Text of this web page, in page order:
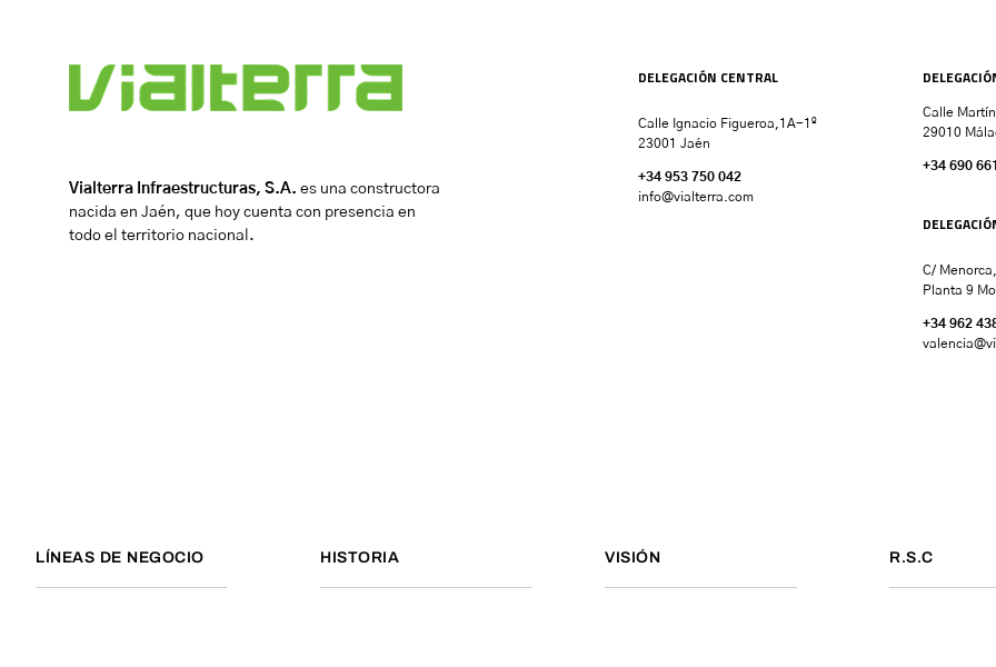
Vialterra Infraestructuras, S.A. es una constructora
nacida en Jaén, que hoy cuenta con presencia en
todo el territorio nacional.
DELEGACIÓN CENTRAL
Calle Ignacio Figueroa,1A-1º
23001 Jaén
+34 953 750 042
info@vialterra.com
Calle
29010
+34 690
C/
Planta 9
+34 962
valencia
LÍNEAS DE NEGOCIO HISTORIA VISIÓN R.S.C